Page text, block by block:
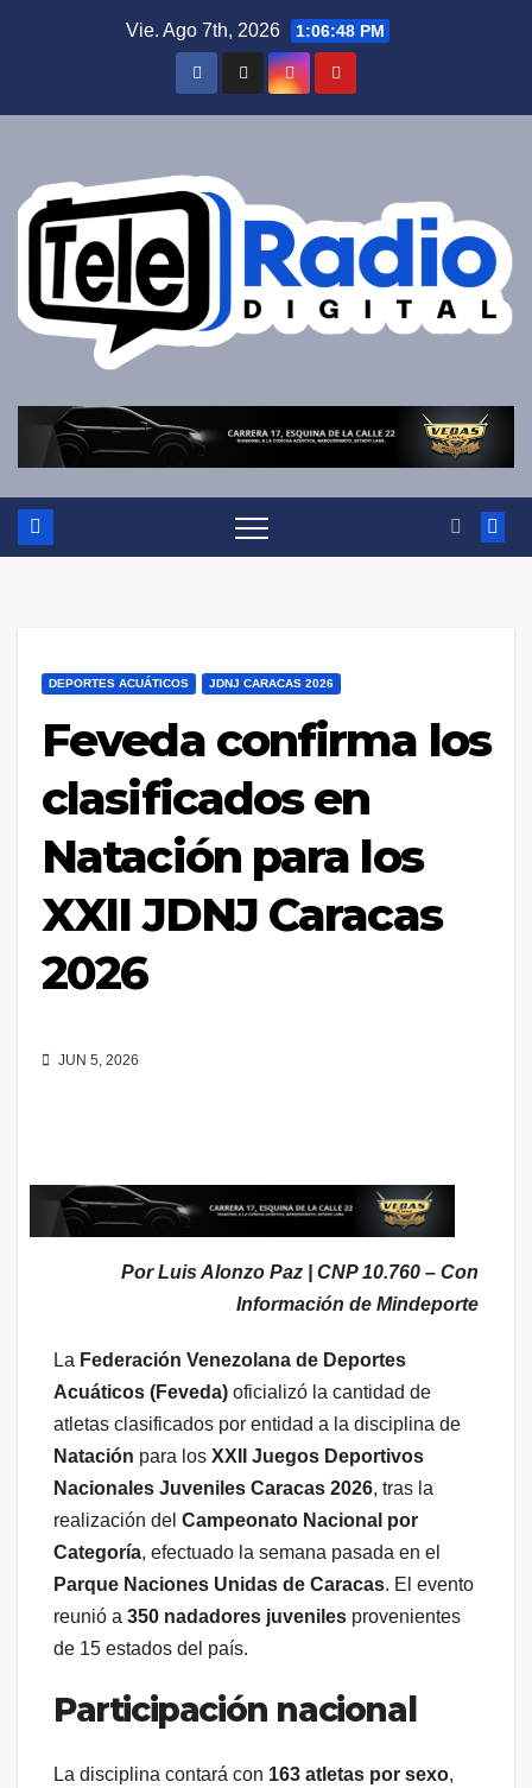
Vie. Ago 7th, 2026 1:06:49 PM
DEPORTES ACUÁTICOS JDNJ CARACAS 2026
Feveda confirma los
clasificados en
Natación para los
XXII JDNJ Caracas
2026
JUN 5, 2026
Por Luis Alonzo Paz | CNP 10.760 – Con
Información de Mindeporte
La Federación Venezolana de Deportes
Acuáticos (Feveda) oficializó la cantidad de
atletas clasificados por entidad a la disciplina de
Natación para los XXII Juegos Deportivos
Nacionales Juveniles Caracas 2026, tras la
realización del Campeonato Nacional por
Categoría, efectuado la semana pasada en el
Parque Naciones Unidas de Caracas. El evento
reunió a 350 nadadores juveniles provenientes
de 15 estados del país.
Participación nacional
La disciplina contará con 163 atletas por sexo,